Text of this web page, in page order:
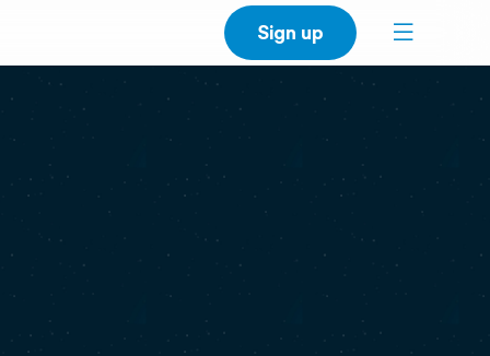
Sign up